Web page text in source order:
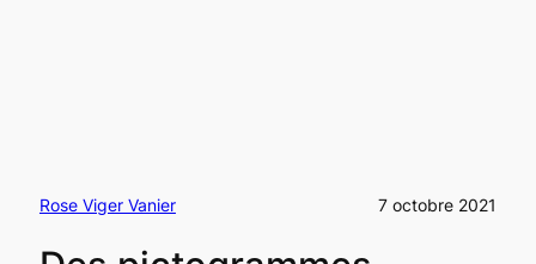
Rose Viger Vanier 7 octobre 2021